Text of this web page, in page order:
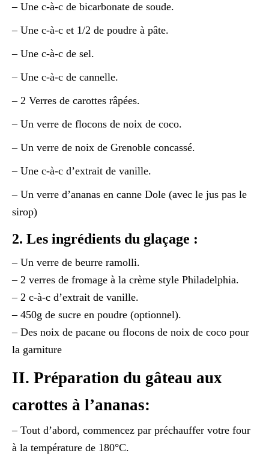
– Une c-à-c de bicarbonate de soude.
– Une c-à-c et 1/2 de poudre à pâte.
– Une c-à-c de sel.
– Une c-à-c de cannelle.
– 2 Verres de carottes râpées.
– Un verre de flocons de noix de coco.
– Un verre de noix de Grenoble concassé.
– Une c-à-c d’extrait de vanille.
– Un verre d’ananas en canne Dole (avec le jus pas le
sirop)
2. Les ingrédients du glaçage :
– Un verre de beurre ramolli.
– 2 verres de fromage à la crème style Philadelphia.
– 2 c-à-c d’extrait de vanille.
– 450g de sucre en poudre (optionnel).
– Des noix de pacane ou flocons de noix de coco pour
la garniture
II. Préparation du gâteau aux
carottes à l’ananas:
– Tout d’abord, commencez par préchauffer votre four
à la température de 180°C.